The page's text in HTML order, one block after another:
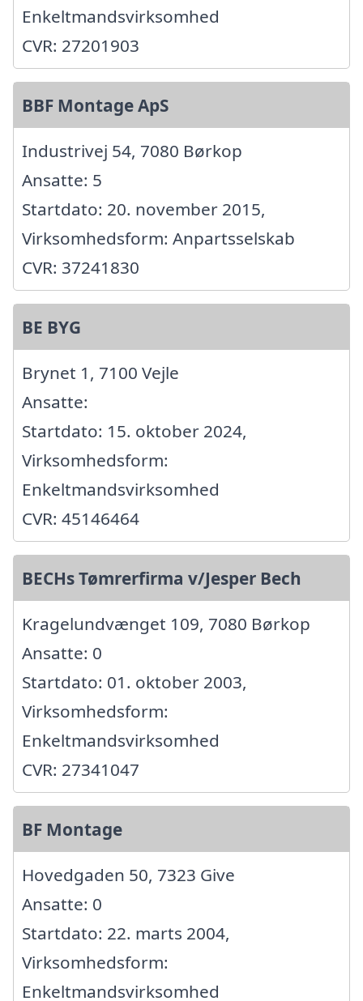
Enkeltmandsvirksomhed
CVR: 27201903
BBF Montage ApS
Industrivej 54, 7080 Børkop
Ansatte: 5
Startdato: 20. november 2015,
Virksomhedsform: Anpartsselskab
CVR: 37241830
BE BYG
Brynet 1, 7100 Vejle
Ansatte:
Startdato: 15. oktober 2024,
Virksomhedsform:
Enkeltmandsvirksomhed
CVR: 45146464
BECHs Tømrerfirma v/Jesper Bech
Kragelundvænget 109, 7080 Børkop
Ansatte: 0
Startdato: 01. oktober 2003,
Virksomhedsform:
Enkeltmandsvirksomhed
CVR: 27341047
BF Montage
Hovedgaden 50, 7323 Give
Ansatte: 0
Startdato: 22. marts 2004,
Virksomhedsform:
Enkeltmandsvirksomhed